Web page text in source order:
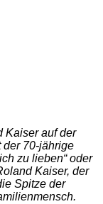
Kaiser auf der
der 70-jährige
zu lieben“ oder
Kaiser, der
Spitze der